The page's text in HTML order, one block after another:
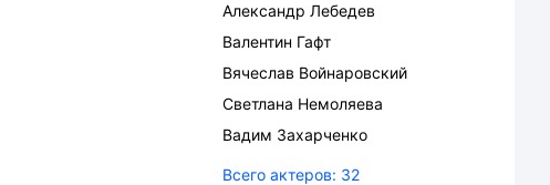
Александр Лебедев
Валентин Гафт
Вячеслав Войнаровский
Светлана Немоляева
Вадим Захарченко
Всего актеров: 32